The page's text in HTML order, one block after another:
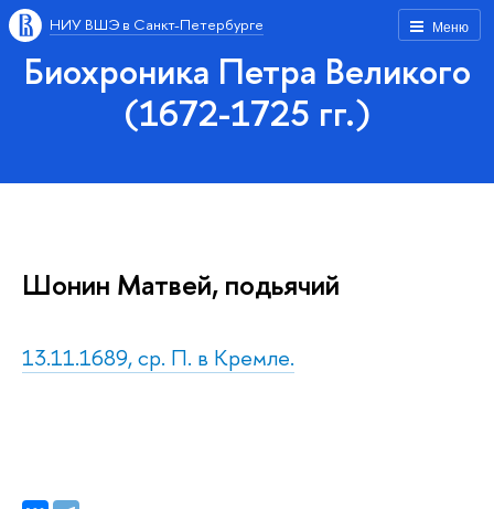
Меню
НИУ ВШЭ в Санкт-Петербурге
Биохроника Петра Великого
(1672-1725 гг.)
Шонин Матвей, подьячий
13.11.1689, ср. П. в Кремле.